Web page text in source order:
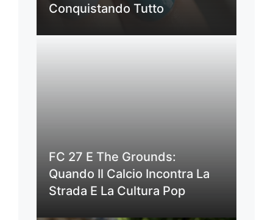
Conquistando Tutto
FC 27 E The Grounds:
Quando Il Calcio Incontra La
Strada E La Cultura Pop